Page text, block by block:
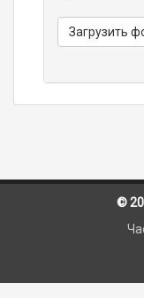
Загрузить
©